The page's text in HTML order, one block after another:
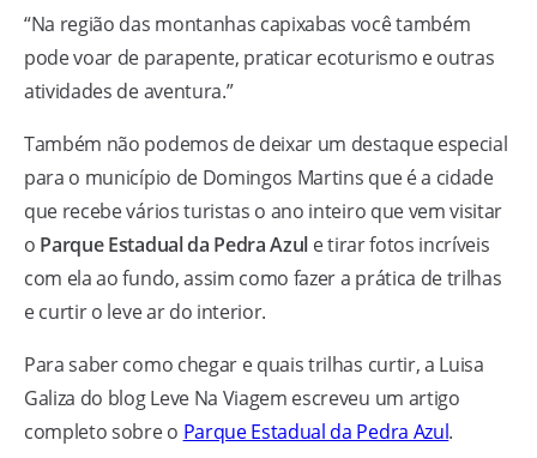
“Na região das montanhas capixabas você também
pode voar de parapente, praticar ecoturismo e outras
atividades de aventura.”
Também não podemos de deixar um destaque especial
para o município de Domingos Martins que é a cidade
que recebe vários turistas o ano inteiro que vem visitar
o Parque Estadual da Pedra Azul e tirar fotos incríveis
com ela ao fundo, assim como fazer a prática de trilhas
e curtir o leve ar do interior.
Para saber como chegar e quais trilhas curtir, a Luisa
Galiza do blog Leve Na Viagem escreveu um artigo
completo sobre o Parque Estadual da Pedra Azul.